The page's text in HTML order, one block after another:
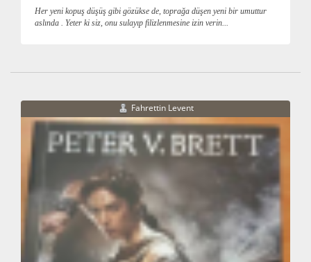
Her yeni kopuş düşüş gibi gözükse de, toprağa düşen yeni bir umuttur
aslında . Yeter ki siz, onu sulayıp filizlenmesine izin verin...
Fahrettin Levent